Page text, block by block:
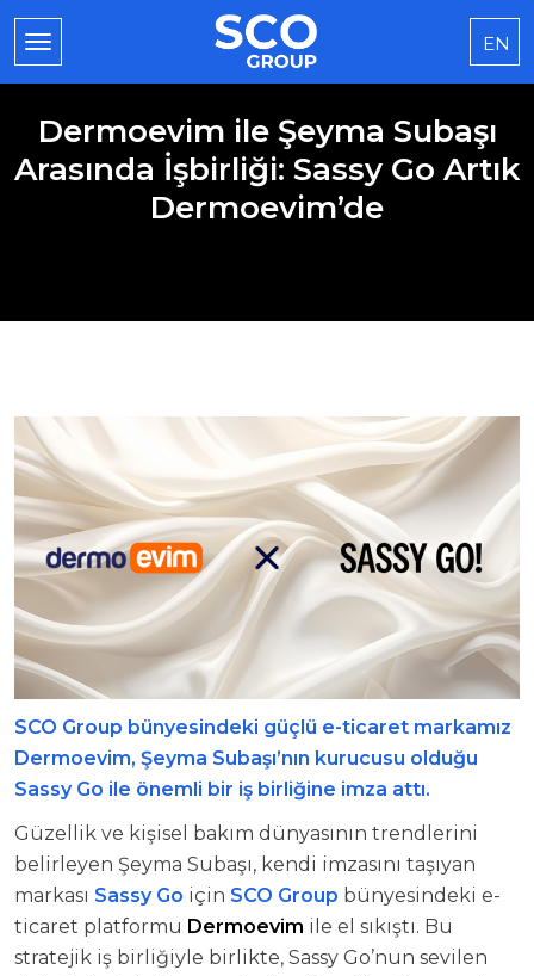
EN
Dermoevim ile Şeyma Subaşı
Arasında İşbirliği: Sassy Go Artık
Dermoevim’de
SCO Group bünyesindeki güçlü e-ticaret markamız
Dermoevim, Şeyma Subaşı’nın kurucusu olduğu
Sassy Go ile önemli bir iş birliğine imza attı.
Güzellik ve kişisel bakım dünyasının trendlerini
belirleyen Şeyma Subaşı, kendi imzasını taşıyan
markası Sassy Go için SCO Group bünyesindeki e-
ticaret platformu Dermoevim ile el sıkıştı. Bu
stratejik iş birliğiyle birlikte, Sassy Go’nun sevilen